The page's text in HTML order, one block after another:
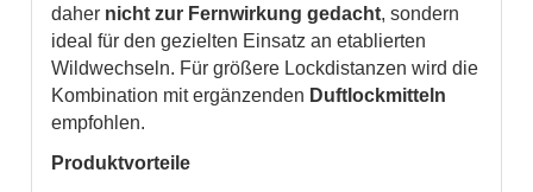
daher nicht zur Fernwirkung gedacht, sondern
ideal für den gezielten Einsatz an etablierten
Wildwechseln. Für größere Lockdistanzen wird die
Kombination mit ergänzenden Duftlockmitteln
empfohlen.
Produktvorteile